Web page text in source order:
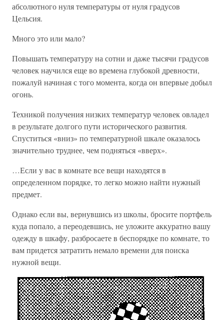
абсолютного нуля температуры от нуля градусов
Цельсия.
Много это или мало?
Повышать температуру на сотни и даже тысячи градусов
человек научился еще во времена глубокой древности,
пожалуй начиная с того момента, когда он впервые добыл
огонь.
Техникой получения низких температур человек овладел
в результате долгого пути исторического развития.
Спуститься «вниз» по температурной шкале оказалось
значительно труднее, чем подняться «вверх».
…Если у вас в комнате все вещи находятся в
определенном порядке, то легко можно найти нужный
предмет.
Однако если вы, вернувшись из школы, бросите портфель
куда попало, а переодевшись, не уложите аккуратно вашу
одежду в шкафу, разбросаете в беспорядке по комнате, то
вам придется затратить немало времени для поиска
нужной вещи.